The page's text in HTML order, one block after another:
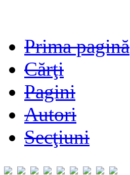
Prima pagină
Cărţi
Pagini
Autori
Secţiuni